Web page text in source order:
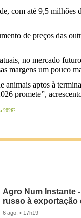
com até 9,5
de preços das
no mercado
margens um pouco
aptos à
promete”,
2026?
Agro Num Instante
russo à exportação
6 ago. • 17h19